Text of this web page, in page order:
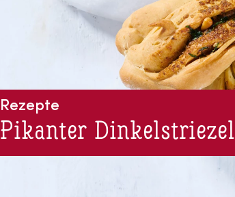
Rezepte
Pikanter Din­kel­s­trie­zel